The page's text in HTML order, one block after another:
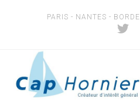
PARIS - NANTES -